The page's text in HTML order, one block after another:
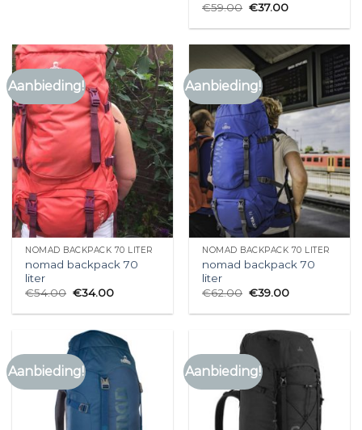
€59.00 €37.00
Aanbieding!
NOMAD BACKPACK 70 LITER
nomad backpack 70
liter
€54.00 €34.00
Aanbieding!
NOMAD BACKPACK 70 LITER
nomad backpack 70
liter
€62.00 €39.00
Aanbieding! Aanbieding!